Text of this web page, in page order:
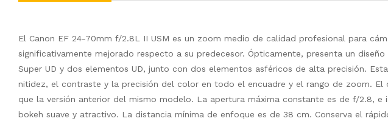
El Canon EF 24-70mm f/2.8L II USM es un zoom medio de calidad profesional para
significativamente mejorado respecto a su predecesor. Ópticamente, presenta un
Super UD y dos elementos UD, junto con dos elementos asféricos de alta precisión.
nitidez, el contraste y la precisión del color en todo el encuadre y el rango de zoom.
que la versión anterior del mismo modelo. La apertura máxima constante es de f/2.8, e
bokeh suave y atractivo. La distancia mínima de enfoque es de 38 cm. Conserva el